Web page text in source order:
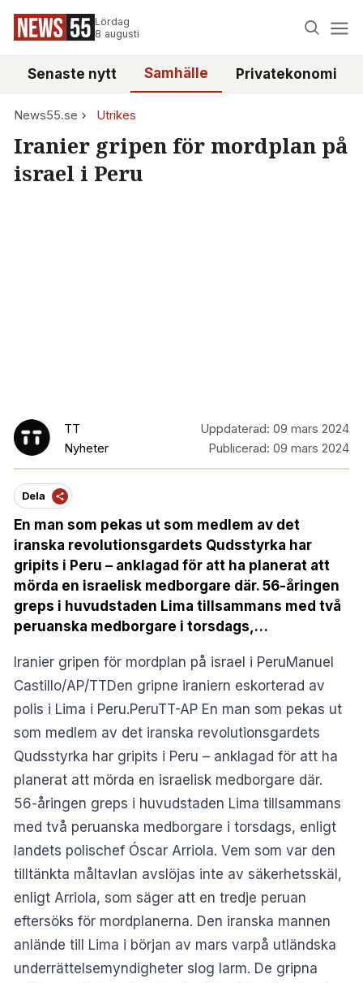
Lördag
8 augusti
Senaste nytt Samhälle Privatekonomi
News55.se Utrikes
Iranier gripen för mordplan på
israel i Peru
TT
Nyheter
Uppdaterad: 09 mars 2024
Publicerad: 09 mars 2024
Dela
En man som pekas ut som medlem av det
iranska revolutionsgardets Qudsstyrka har
gripits i Peru – anklagad för att ha planerat att
mörda en israelisk medborgare där. 56-åringen
greps i huvudstaden Lima tillsammans med två
peruanska medborgare i torsdags,…
Iranier gripen för mordplan på israel i PeruManuel
Castillo/AP/TTDen gripne iraniern eskorterad av
polis i Lima i Peru.PeruTT-AP En man som pekas ut
som medlem av det iranska revolutionsgardets
Qudsstyrka har gripits i Peru – anklagad för att ha
planerat att mörda en israelisk medborgare där.
56-åringen greps i huvudstaden Lima tillsammans
med två peruanska medborgare i torsdags, enligt
landets polischef Óscar Arriola. Vem som var den
tilltänkta måltavlan avslöjas inte av säkerhetsskäl,
enligt Arriola, som säger att en tredje peruan
eftersöks för mordplanerna. Den iranska mannen
anlände till Lima i början av mars varpå utländska
underrättelsemyndigheter slog larm. De gripna